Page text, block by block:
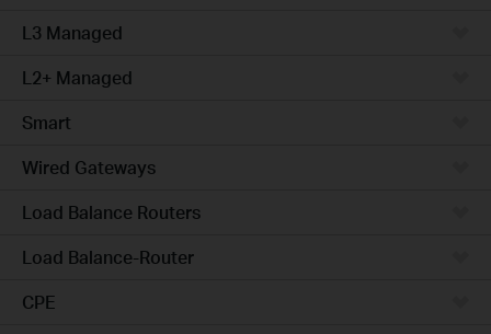
L3 Managed
L2+ Managed
Smart
Wired Gateways
Load Balance Routers
Load Balance-Router
CPE